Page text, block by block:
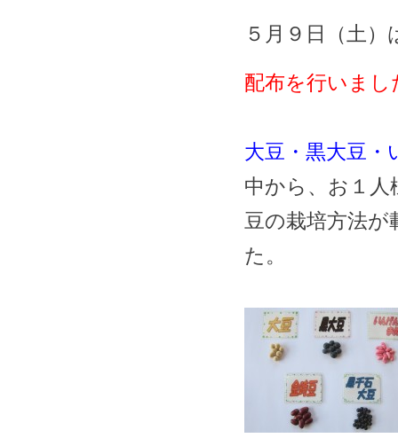
５月９日（土
配布を行いまし
大豆・黒大豆・
中から、お１
豆の栽培方法が
た。